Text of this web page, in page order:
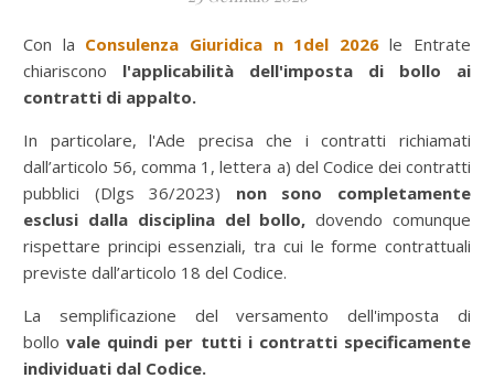
Con la Consulenza Giuridica n 1del 2026 le Entrate
chiariscono l'applicabilità dell'imposta di bollo ai
contratti di appalto.
In particolare, l'Ade precisa che i contratti richiamati
dall’articolo 56, comma 1, lettera a) del Codice dei contratti
pubblici (Dlgs 36/2023) non sono completamente
esclusi dalla disciplina del bollo, dovendo comunque
rispettare principi essenziali, tra cui le forme contrattuali
previste dall’articolo 18 del Codice.
La semplificazione del versamento dell'imposta di
bollo vale quindi per tutti i contratti specificamente
individuati dal Codice.